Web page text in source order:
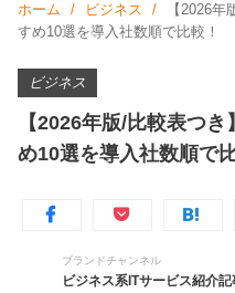
ホーム ビジネス
【2026
すめ10選を導入社数順で比較！
ビジネス
【2026年版/比較表つ
め10選を導入社数順で
ブランドチャンネル
ビジネス系ITサービス紹介記